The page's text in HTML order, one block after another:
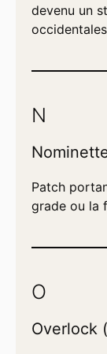
devenu un
N
Patch
grade ou la
O
Overlock